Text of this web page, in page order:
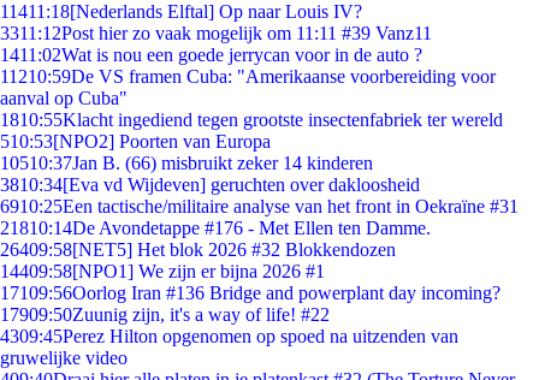
11411:18[Nederlands Elftal] Op naar Louis IV?
3311:12Post hier zo vaak mogelijk om 11:11 #39 Vanz11
1411:02Wat is nou een goede jerrycan voor in de auto ?
11210:59De VS framen Cuba: "Amerikaanse voorbereiding voor
aanval op Cuba"
1810:55Klacht ingediend tegen grootste insectenfabriek ter wereld
510:53[NPO2] Poorten van Europa
10510:37Jan B. (66) misbruikt zeker 14 kinderen
3810:34[Eva vd Wijdeven] geruchten over dakloosheid
6910:25Een tactische/militaire analyse van het front in Oekraïne #31
21810:14De Avondetappe #176 - Met Ellen ten Damme.
26409:58[NET5] Het blok 2026 #32 Blokkendozen
14409:58[NPO1] We zijn er bijna 2026 #1
17109:56Oorlog Iran #136 Bridge and powerplant day incoming?
17909:50Zuunig zijn, it's a way of life! #22
4309:45Perez Hilton opgenomen op spoed na uitzenden van
gruwelijke video